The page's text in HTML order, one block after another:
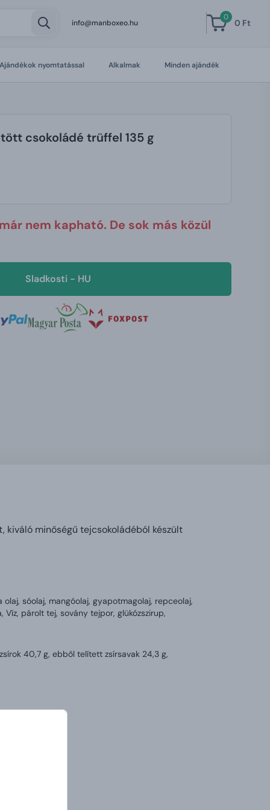
info@manboxeo.hu
0
0 Ft
Ajándékok nyomtatással Alkalmak Minden ajándék
csokoládé trüffel 135 g
nem kapható. De sok más közül
Sladkosti - HU
minőségű tejcsokoládéból készült
sóolaj, mangóolaj, gyapotmagolaj, repceolaj,
párolt tej, sovány tejpor, glükózszirup,
40,7 g, ebből telített zsírsavak 24,3 g,